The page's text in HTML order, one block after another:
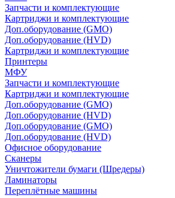
Запчасти и комплектующие
Картриджи и комплектующие
Доп.оборудование (GMO)
Доп.оборудование (HVD)
Картриджи и комплектующие
Принтеры
МФУ
Запчасти и комплектующие
Картриджи и комплектующие
Доп.оборудование (GMO)
Доп.оборудование (HVD)
Доп.оборудование (GMO)
Доп.оборудование (HVD)
Офисное оборудование
Сканеры
Уничтожители бумаги (Шредеры)
Ламинаторы
Переплётные машины